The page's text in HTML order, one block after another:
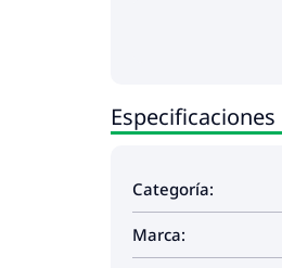
Material del
Material del
La entrega
2 x Asientos
6 x Sofás
Especificaciones
Categoría:
Marca: